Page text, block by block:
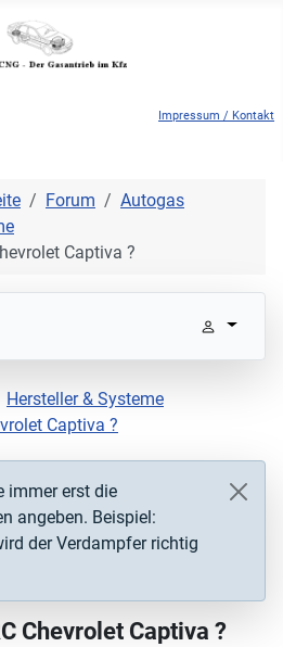
Impressum / Kontakt
Forum
Autogas
Captiva ?
Hersteller & Systeme
Captiva ?
immer erst die
angeben. Beispiel:
der Verdampfer richtig
Chevrolet Captiva ?